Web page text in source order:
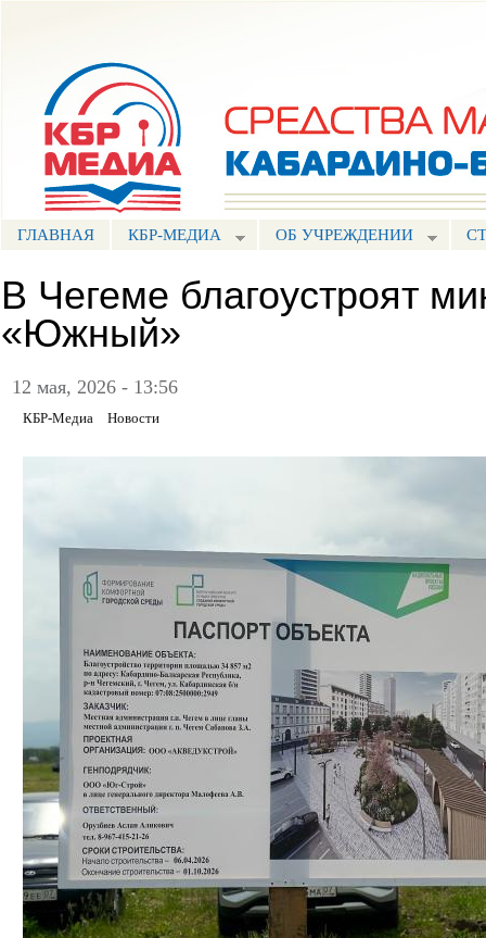
ГЛАВНАЯ КБР-МЕДИА ОБ УЧРЕЖДЕНИИ
В Чегеме благоустроят
«Южный»
12 мая, 2026 - 13:56
КБР-Медиа Новости